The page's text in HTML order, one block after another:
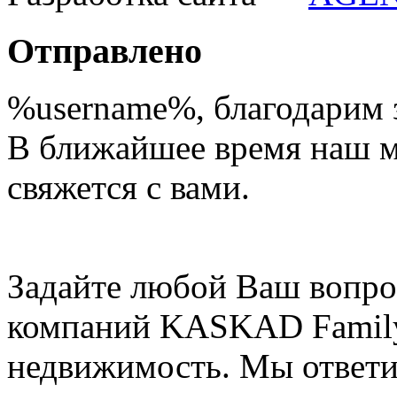
Отправлено
%username%, благодарим
В ближайшее время наш
свяжется с вами.
Задайте любой Ваш
компаний KASKAD
недвижимость. Мы